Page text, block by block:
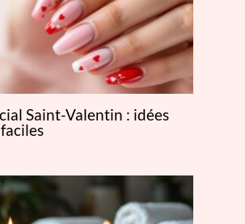
Saint-Valentin : idées